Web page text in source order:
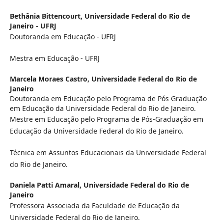
Bethânia Bittencourt, Universidade Federal do Rio de
Janeiro - UFRJ
Doutoranda em Educação - UFRJ
Mestra em Educação - UFRJ
Marcela Moraes Castro, Universidade Federal do Rio de
Janeiro
Doutoranda em Educação pelo Programa de Pós Graduação
em Educação da Universidade Federal do Rio de Janeiro.
Mestre em Educação pelo Programa de Pós-Graduação em
Educação da Universidade Federal do Rio de Janeiro.
Técnica em Assuntos Educacionais da Universidade Federal
do Rio de Janeiro.
Daniela Patti Amaral, Universidade Federal do Rio de
Janeiro
Professora Associada da Faculdade de Educação da
Universidade Federal do Rio de Janeiro.